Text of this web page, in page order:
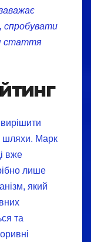
спробувати
стаття
шляхи. Марк
вже
лише
який
та